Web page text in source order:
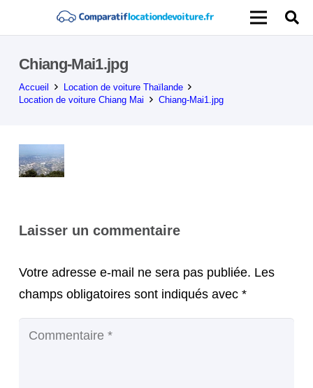
Chiang-Mai1.jpg
Accueil
Location de voiture Thaïlande
Location de voiture Chiang Mai
Chiang-Mai1.jpg
Laisser un commentaire
Votre adresse e-mail ne sera pas publiée. Les
champs obligatoires sont indiqués avec *